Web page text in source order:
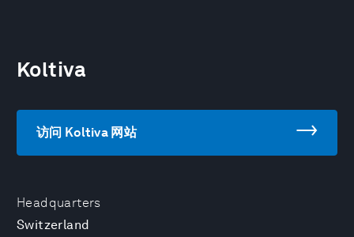
Headquarters
Switzerland
Koltiva
访问 Koltiva 网站